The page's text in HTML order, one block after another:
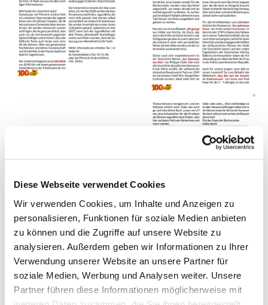
Diese Webseite verwendet Cookies
Wir verwenden Cookies, um Inhalte und Anzeigen zu
personalisieren, Funktionen für soziale Medien anbieten
zu können und die Zugriffe auf unsere Website zu
analysieren. Außerdem geben wir Informationen zu Ihrer
Verwendung unserer Website an unsere Partner für
soziale Medien, Werbung und Analysen weiter. Unsere
Partner führen diese Informationen möglicherweise mit